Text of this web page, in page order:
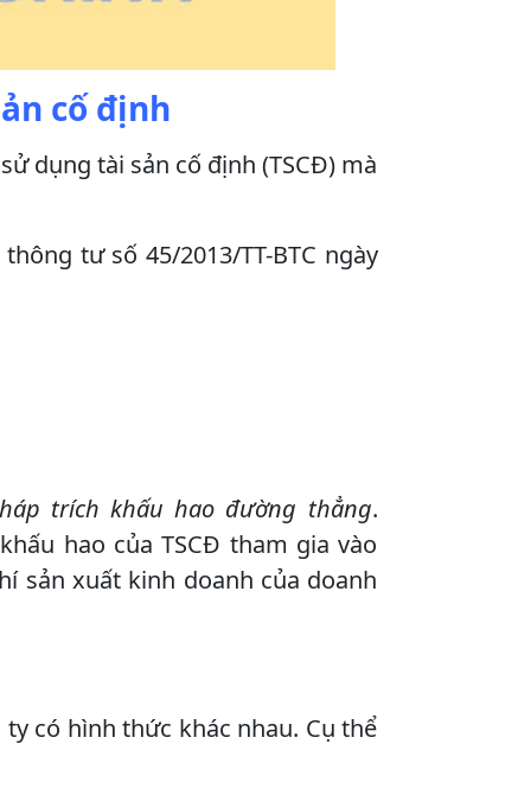
cố định
dụng tài sản cố định (TSCĐ) mà
tư số 45/2013/TT-BTC ngày
trích khấu hao đường thẳng.
hao của TSCĐ tham gia vào
sản xuất kinh doanh của doanh
có hình thức khác nhau. Cụ thể